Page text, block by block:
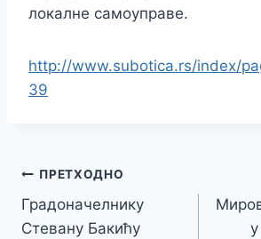
локалне самоуправе.
http://www.subotica.rs/index/
39
Кретање
чланка
ПРЕТХОДНО
Градоначелнику
Стевану Бакићу